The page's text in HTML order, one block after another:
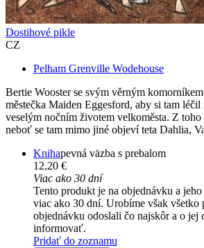
Dostihové pikle
CZ
Pelham Grenville Wodehouse
Bertie Wooster se svým věrným
městečka Maiden Eggesford, aby si tam
veselým nočním životem velkoměsta. Z toho
neboť se tam mimo jiné objeví teta Dahlia,
Knihapevná väzba s prebalom
12,20 €
Viac ako 30 dní
Tento produkt je na objednávku a
viac ako 30 dní. Urobíme však všetko
objednávku odoslali čo najskôr a o jej
informovať.
Pridať do zoznamu